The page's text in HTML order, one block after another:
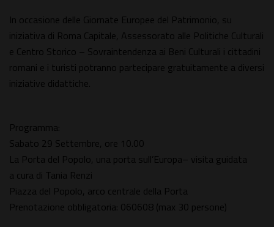
In occasione delle Giornate Europee del Patrimonio, su
iniziativa di Roma Capitale, Assessorato alle Politiche Culturali
e Centro Storico – Sovraintendenza ai Beni Culturali i cittadini
romani e i turisti potranno partecipare gratuitamente a diversi
iniziative didattiche.
Programma:
Sabato 29 Settembre, ore 10.00
La Porta del Popolo, una porta sull’Europa– visita guidata
a cura di Tania Renzi
Piazza del Popolo, arco centrale della Porta
Prenotazione obbligatoria: 060608 (max 30 persone)